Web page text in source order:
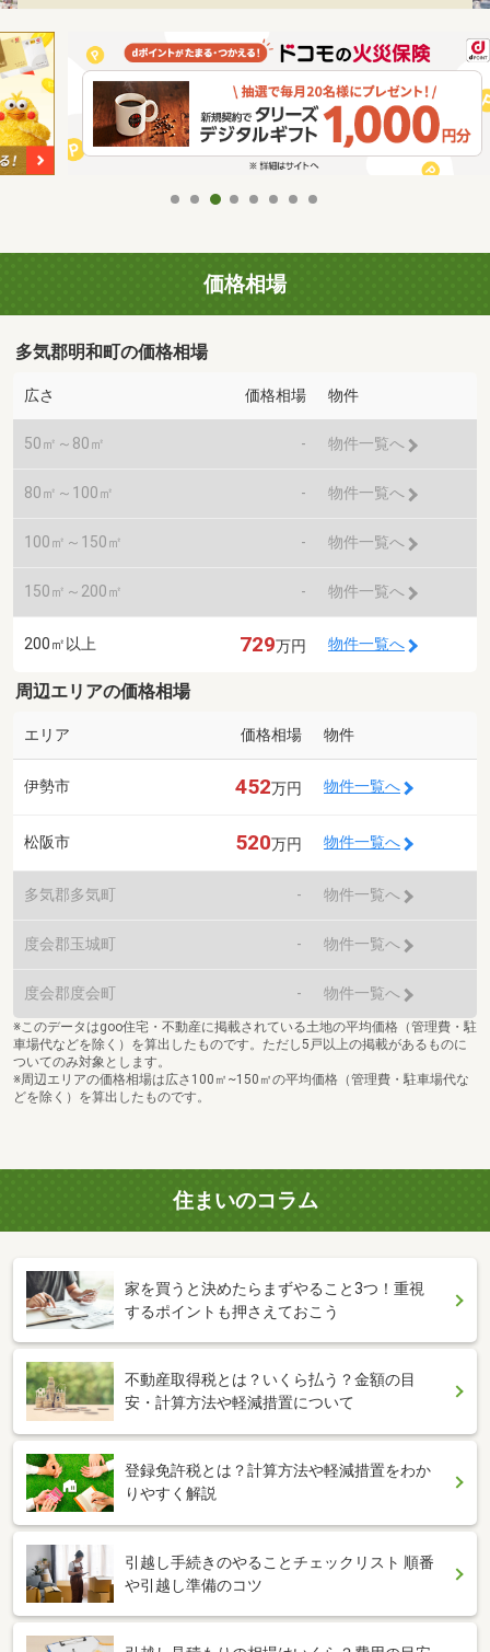
価格相場
多気郡明和町の価格相場
広さ 価格相場 物件
50㎡～80㎡ - 物件一覧へ
80㎡～100㎡ - 物件一覧へ
100㎡～150㎡ - 物件一覧へ
150㎡～200㎡ - 物件一覧へ
200㎡以上 729万円 物件一覧へ
周辺エリアの価格相場
エリア 価格相場 物件
伊勢市 452万円 物件一覧へ
松阪市 520万円 物件一覧へ
多気郡多気町 - 物件一覧へ
度会郡玉城町 - 物件一覧へ
度会郡度会町 - 物件一覧へ
※このデータはgoo住宅・不動産に掲載されている土地の平均価格（管理費・駐
車場代などを除く）を算出したものです。ただし5戸以上の掲載があるものに
ついてのみ対象とします。
※周辺エリアの価格相場は広さ100㎡~150㎡の平均価格（管理費・駐車場代な
どを除く）を算出したものです。
住まいのコラム
家を買うと決めたらまずやること3つ！重視
するポイントも押さえておこう
不動産取得税とは？いくら払う？金額の目
安・計算方法や軽減措置について
登録免許税とは？計算方法や軽減措置をわか
りやすく解説
引越し手続きのやることチェックリスト 順番
や引越し準備のコツ